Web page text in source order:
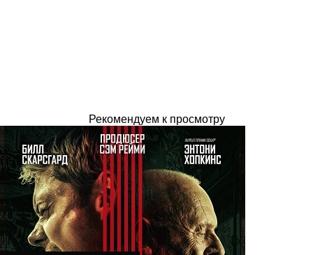
Рекомендуем к просмотру